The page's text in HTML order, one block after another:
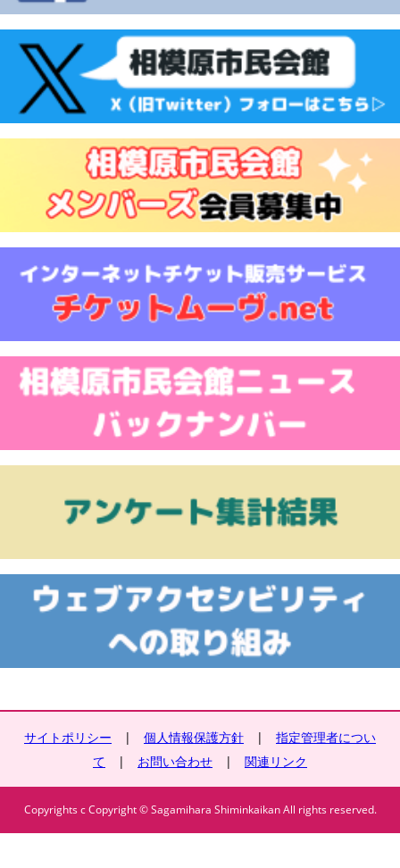
サイトポリシー | 個人情報保護方針 | 指定管理者につい
て | お問い合わせ | 関連リンク
Copyrights c Copyright © Sagamihara Shiminkaikan All rights reserved.